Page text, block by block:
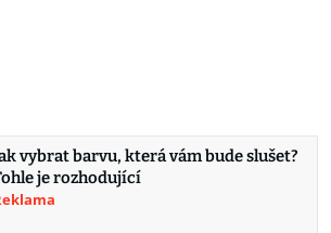
vybrat barvu, která vám bude slušet?
je rozhodující